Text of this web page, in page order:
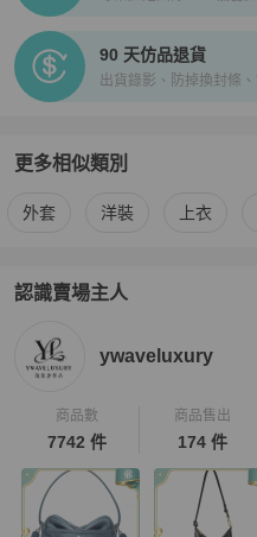
90 天仿品退貨
出貨錄影、防掉換封條
更多相似類別
更多 Prada 女裝相似商品推薦
外套 洋裝 上衣
認識賣場主人
PopChill 拍拍圈嚴選賣家
ywaveluxury
商品數
7742 件
商品售出
174 件